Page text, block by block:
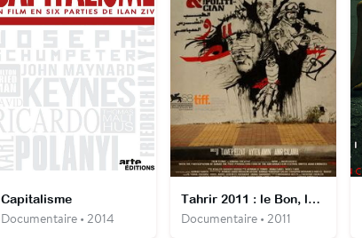
Capitalisme
Documentaire • 2014
Tahrir 2011 : le Bon, la Brute et le Politicien
Documentaire • 2011